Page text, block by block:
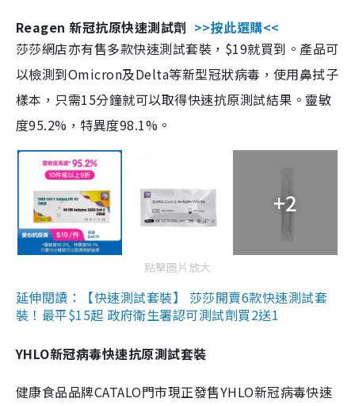
Reagen 新冠抗原快速測試劑 >>按此選購<<
莎莎網店亦有售多款快速測試套裝，$19就買到。產品可
以檢測到Omicron及Delta等新型冠狀病毒，使用鼻拭子
樣本，只需15分鐘就可以取得快速抗原測試結果。靈敏
度95.2%，特異度98.1%。
+2
點擊圖片放大
延伸閱讀：【快速測試套裝】 莎莎開賣6款快速測試套
裝！最平$15起 政府衛生署認可測試劑買2送1
YHLO新冠病毒快速抗原測試套裝
健康食品品牌CATALO門市現正發售YHLO新冠病毒快速